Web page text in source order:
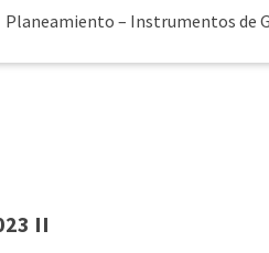
Planeamiento – Instrumentos de
II